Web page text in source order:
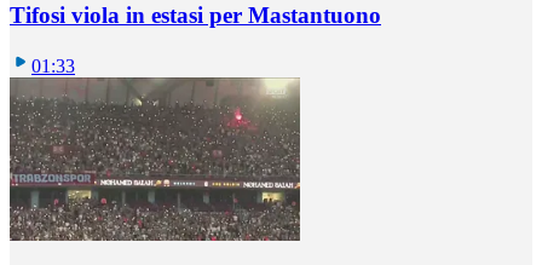
Tifosi viola in estasi per Mastantuono
01:33